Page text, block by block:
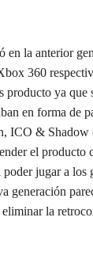
en la anterior
360
ya
en forma de
& Shadow
el producto
jugar a los
generación
la